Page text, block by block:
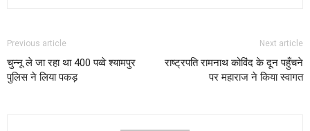
Previous article
चुन्नू ले जा रहा था 400 पव्वे श्यामपुर
पुलिस ने लिया पकड़
Next article
राष्ट्रपति रामनाथ कोविंद के दून पहुँचने
पर महाराज ने किया स्वागत